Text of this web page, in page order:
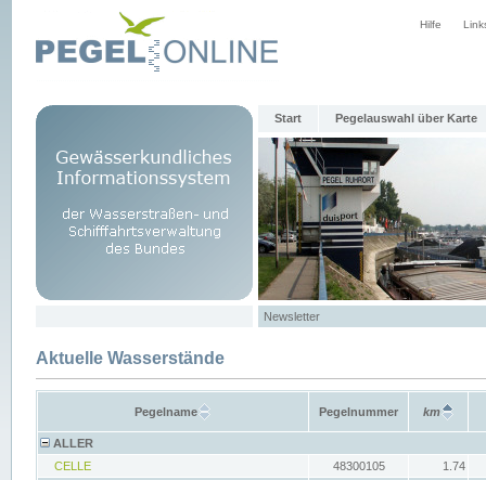
Hilfe
Start Pegelauswahl über Karte
Newsletter
Aktuelle Wasserstände
Pegelname Pegelnummer km
ALLER
CELLE
48300105
1.74